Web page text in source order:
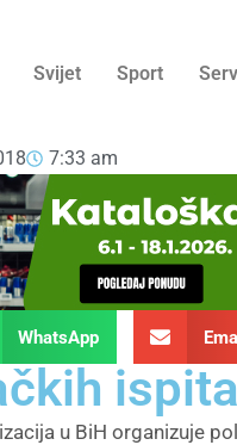
Svijet Sport
7:33 am
WhatsApp
ispita
u BiH organizuje